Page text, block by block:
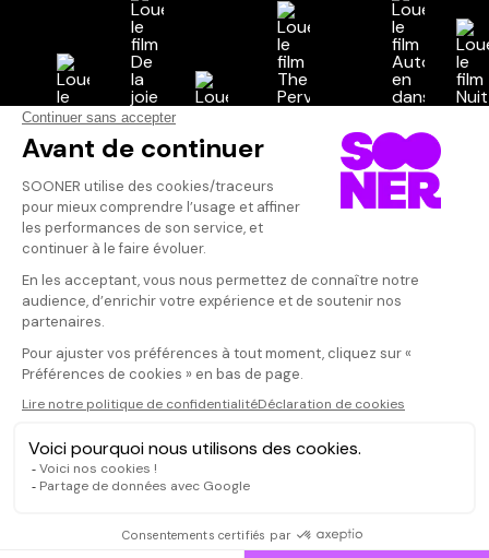
Vos avis
Donnez votre avis
Votre note
Votre commentaire
Il faut vous connecter pour
publier un avis
CONNEXION
De l énergie à
excellent film